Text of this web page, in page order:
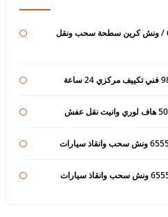
ونش ابو حليفة رقم / 65557275 / ونش كرين سطحة سحب ونقل